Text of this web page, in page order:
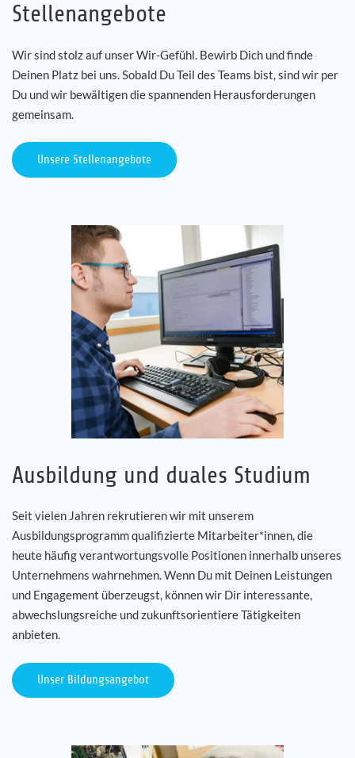
Stellenangebote
Wir sind stolz auf unser Wir-Gefühl. Bewirb Dich und finde
Deinen Platz bei uns. Sobald Du Teil des Teams bist, sind wir per
Du und wir bewältigen die spannenden Herausforderungen
gemeinsam.
Unsere Stellenangebote
Ausbildung und duales Studium
Seit vielen Jahren rekrutieren wir mit unserem
Ausbildungsprogramm qualifizierte Mitarbeiter*innen, die
heute häufig verantwortungsvolle Positionen innerhalb unseres
Unternehmens wahrnehmen. Wenn Du mit Deinen Leistungen
und Engagement überzeugst, können wir Dir interessante,
abwechslungsreiche und zukunftsorientiere Tätigkeiten
anbieten.
Unser Bildungsangebot